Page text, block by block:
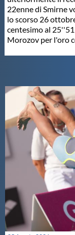
Master
Formazione
GUG
Scuole Nuoto
Propaganda
Centri Federali
Area Legislativa
22enne di Smirne
lo scorso 26
centesimo al
Morozov per l'oro